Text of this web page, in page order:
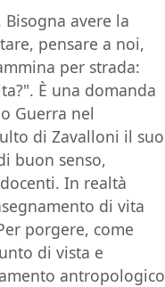
avere la
pensare a noi,
per strada:
È una domanda
Guerra nel
di Zavalloni il suo
buon senso,
In realtà
di vita
porgere, come
di vista e
antropologico